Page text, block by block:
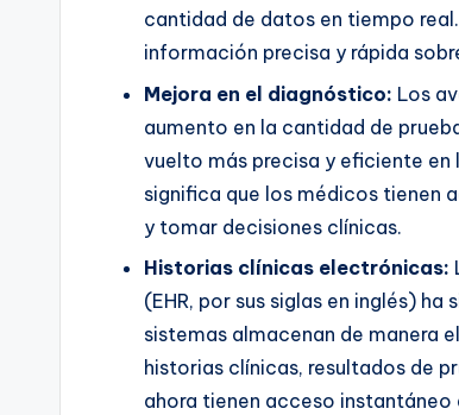
cantidad de datos en tiempo
información precisa y rápida
Mejora en el diagnóstico: Los
aumento en la cantidad de
vuelto más precisa y eficiente
significa que los médicos tienen
y tomar decisiones clínicas.
Historias clínicas electrónicas:
(EHR, por sus siglas en inglés)
sistemas almacenan de manera
historias clínicas, resultados de
ahora tienen acceso